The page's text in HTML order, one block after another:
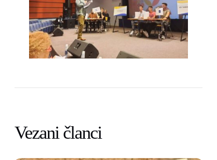
Vezani članci